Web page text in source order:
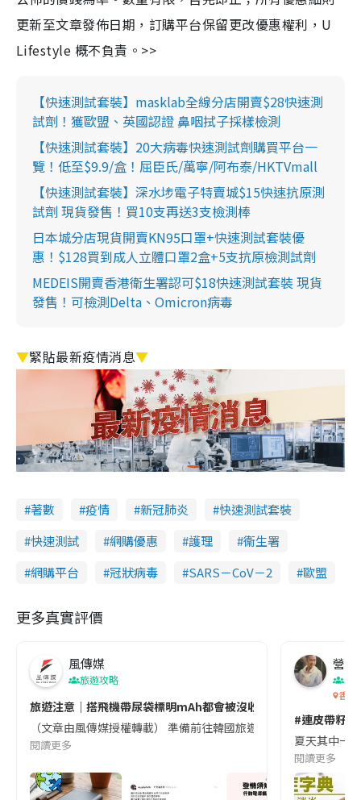
更新至文章發佈日期，訂購平台保留更改優惠權利，U
Lifestyle 概不負責。>>
【快速測試套裝】masklab全線分店開賣$28快速測
試劑！獲歐盟、英國認證 鼻咽拭子採樣檢測
【快速測試套裝】20大病毒快速測試劑購買平台一
覽！低至$9.9/盒！屈臣氏/萬寧/阿布泰/HKTVmall
【快速測試套裝】深水埗電子特賣城$15快速抗原測
試劑 現貨發售！買10支再送3支檢測棒
日本城分店現貨開賣KN95口罩+快速測試套裝優
惠！$128買到成人立體口罩2盒+5支抗原檢測試劑
MEDEIS開賣香港衛生署認可$18快速測試套裝 現貨
發售！可檢測Delta、Omicron病毒
▼緊貼最新疫情消息▼
著數 疫情 新冠肺炎
快速測試套裝
快速測試
網購優惠 護理
衞生署
網購平台
冠狀病毒 SARS－CoV－2 歐盟
更多真實評價
風傳媒
旅遊攻略
旅遊注意｜搭飛機帶尿袋標明mAh都會被沒收😱出發前切記檢查
（文章由風傳媒授權轉載） 準備前往韓國旅遊的民眾，近期要
閱讀更多
營養
香港
#連皮帶籽
夏天其中一
閱讀更多